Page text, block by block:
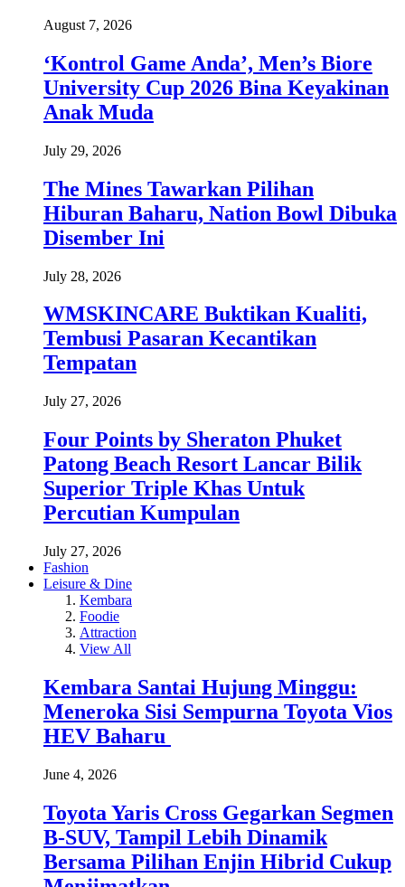
August 7, 2026
‘Kontrol Game Anda’, Men’s Biore
University Cup 2026 Bina Keyakinan
Anak Muda
July 29, 2026
The Mines Tawarkan Pilihan
Hiburan Baharu, Nation Bowl Dibuka
Disember Ini
July 28, 2026
WMSKINCARE Buktikan Kualiti,
Tembusi Pasaran Kecantikan
Tempatan
July 27, 2026
Four Points by Sheraton Phuket
Patong Beach Resort Lancar Bilik
Superior Triple Khas Untuk
Percutian Kumpulan
July 27, 2026
Fashion
Leisure & Dine
Kembara
Foodie
Attraction
View All
Kembara Santai Hujung Minggu:
Meneroka Sisi Sempurna Toyota Vios
HEV Baharu
June 4, 2026
Toyota Yaris Cross Gegarkan Segmen
B-SUV, Tampil Lebih Dinamik
Bersama Pilihan Enjin Hibrid Cukup